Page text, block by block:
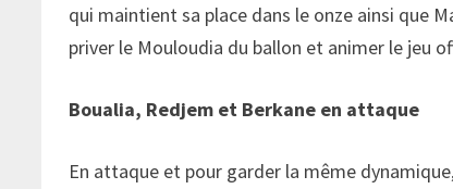
qui maintient sa place dans le onze ainsi que
priver le Mouloudia du ballon et animer le jeu
Boualia, Redjem et Berkane en attaque
En attaque et pour garder la même